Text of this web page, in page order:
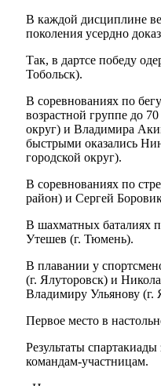
В каждой дисциплине
поколения усердно
Так, в дартсе победу
Тобольск).
В соревнованиях по
возрастной группе до
округ) и Владимира
быстрыми оказались
городской округ).
В соревнованиях по
район) и Сергей
В шахматных баталиях
Утешев (г. Тюмень).
В плавании у
(г. Ялуторовск) и
Владимиру Ульянову (г.
Первое место в
Результаты
командам-участницам.